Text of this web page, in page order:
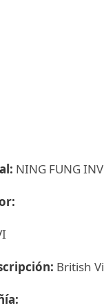
NING FUNG
British